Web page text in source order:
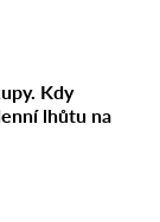
Kdy
lhůtu na